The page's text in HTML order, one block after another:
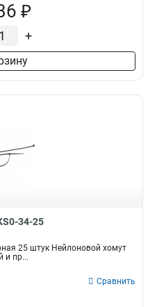
₽
+
34-25
25 штук Нейлоновой хомут
и пр...
Сравнить